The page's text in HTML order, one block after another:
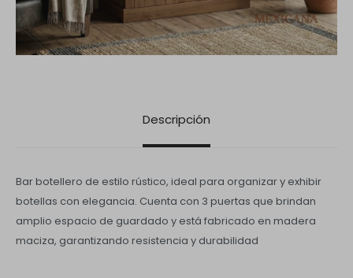
Descripción
Bar botellero de estilo rústico, ideal para organizar y exhibir
botellas con elegancia. Cuenta con 3 puertas que brindan
amplio espacio de guardado y está fabricado en madera
maciza, garantizando resistencia y durabilidad